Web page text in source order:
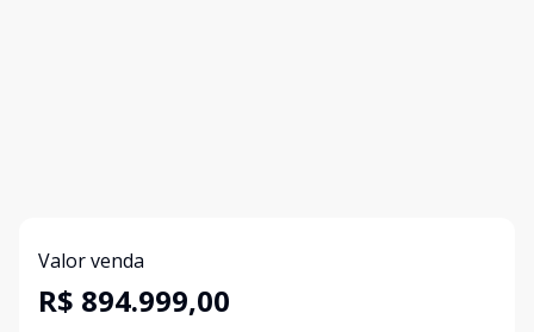
Valor venda
R$ 894.999,00